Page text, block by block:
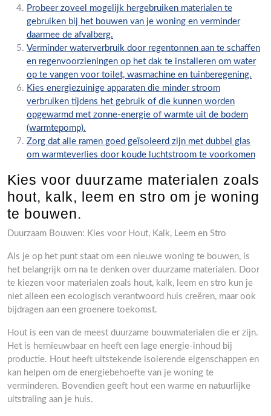
Probeer zoveel mogelijk hergebruiken materialen te
gebruiken bij het bouwen van je woning en verminder
daarmee de afvalberg.
Verminder waterverbruik door regentonnen aan te schaffen
en regenvoorzieningen op het dak te installeren om water
op te vangen voor toilet, wasmachine en tuinberegening.
Kies energiezuinige apparaten die minder stroom
verbruiken tijdens het gebruik of die kunnen worden
opgewarmd met zonne-energie of warmte uit de bodem
(warmtepomp).
Zorg dat alle ramen goed geïsoleerd zijn met dubbel glas
om warmteverlies door koude luchtstroom te voorkomen
Kies voor duurzame materialen zoals
hout, kalk, leem en stro om je woning
te bouwen.
Duurzaam Bouwen: Kies voor Hout, Kalk, Leem en Stro
Als je op het punt staat om een nieuwe woning te bouwen, is
het belangrijk om na te denken over duurzame materialen. Door
te kiezen voor materialen zoals hout, kalk, leem en stro kun je
niet alleen een ecologisch verantwoord huis creëren, maar ook
bijdragen aan een groenere toekomst.
Hout is een van de meest duurzame bouwmaterialen die er zijn.
Het is hernieuwbaar en heeft een lage energie-inhoud bij
productie. Hout heeft uitstekende isolerende eigenschappen en
kan helpen om de energiebehoefte van je woning te
verminderen. Bovendien geeft hout een warme en natuurlijke
uitstraling aan je huis.